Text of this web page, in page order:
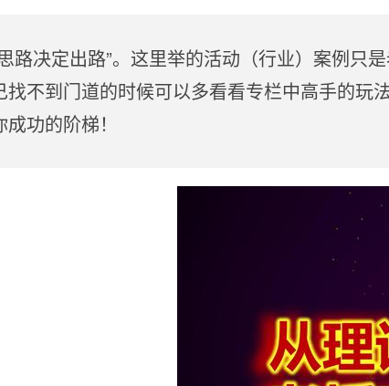
路决定出路”。这里举的活动（行业）案例只
找不到门道的时候可以多看看专栏中高手的玩
成功的阶梯！